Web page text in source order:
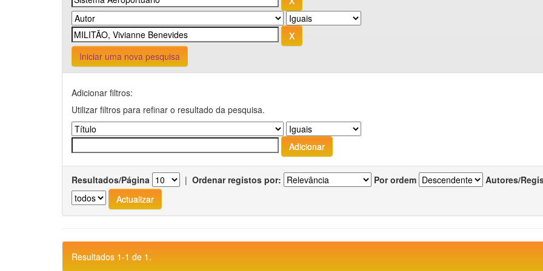
Iniciar uma nova pesquisa
Adicionar filtros:
Utilizar filtros para refinar o resultado da pesquisa.
Resultados/Página | Ordenar registos por: Por ordem Autores/
Resultados 1-1 de 1.